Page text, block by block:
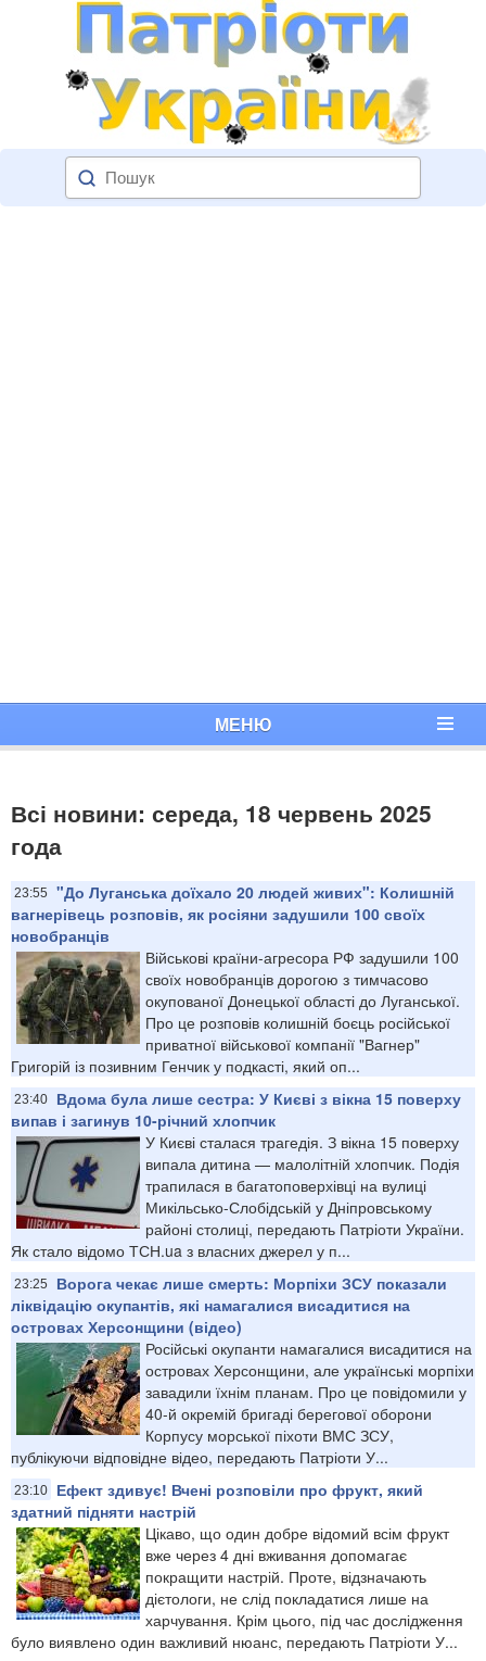
МЕНЮ
Всі новини: середа, 18 червень 2025
года
23:55
"До Луганська доїхало 20 людей живих": Колишній
вагнерівець розповів, як росіяни задушили 100 своїх
новобранців
Військові країни-агресора РФ задушили 100
своїх новобранців дорогою з тимчасово
окупованої Донецької області до Луганської.
Про це розповів колишній боєць російської
приватної військової компанії "Вагнер"
Григорій із позивним Генчик у подкасті, який оп...
23:40
Вдома була лише сестра: У Києві з вікна 15 поверху
випав і загинув 10-річний хлопчик
У Києві сталася трагедія. З вікна 15 поверху
випала дитина — малолітній хлопчик. Подія
трапилася в багатоповерхівці на вулиці
Микільсько-Слобідській у Дніпровському
районі столиці, передають Патріоти України.
Як стало відомо ТСН.ua з власних джерел у п...
23:25
Ворога чекає лише смерть: Морпіхи ЗСУ показали
ліквідацію окупантів, які намагалися висадитися на
островах Херсонщини (відео)
Російські окупанти намагалися висадитися на
островах Херсонщини, але українські морпіхи
завадили їхнім планам. Про це повідомили у
40-й окремій бригаді берегової оборони
Корпусу морської піхоти ВМС ЗСУ,
публікуючи відповідне відео, передають Патріоти У...
23:10
Ефект здивує! Вчені розповіли про фрукт, який
здатний підняти настрій
Цікаво, що один добре відомий всім фрукт
вже через 4 дні вживання допомагає
покращити настрій. Проте, відзначають
дієтологи, не слід покладатися лише на
харчування. Крім цього, під час дослідження
було виявлено один важливий нюанс, передають Патріоти У...